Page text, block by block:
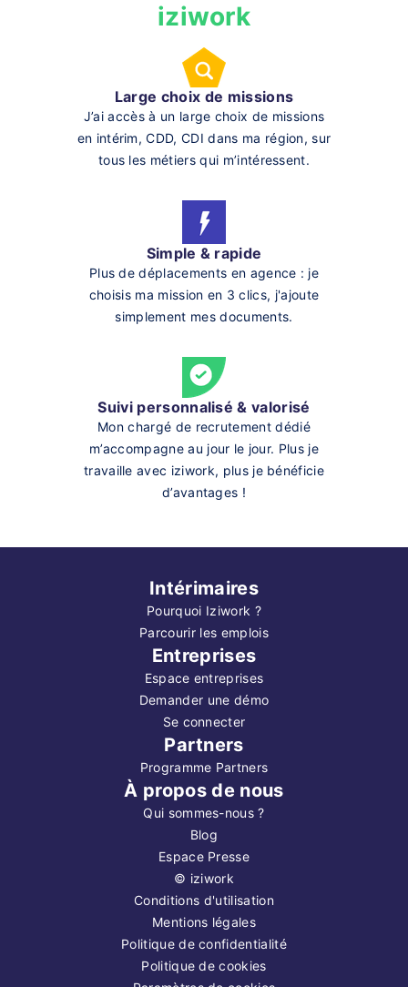
iziwork
Large choix de missions
J’ai accès à un large choix de missions
en intérim, CDD, CDI dans ma région, sur
tous les métiers qui m’intéressent.
Simple & rapide
Plus de déplacements en agence : je
choisis ma mission en 3 clics, j'ajoute
simplement mes documents.
Suivi personnalisé & valorisé
Mon chargé de recrutement dédié
m’accompagne au jour le jour. Plus je
travaille avec iziwork, plus je bénéficie
d’avantages !
Intérimaires
Pourquoi Iziwork ?
Parcourir les emplois
Entreprises
Espace entreprises
Demander une démo
Se connecter
Partners
Programme Partners
À propos de nous
Qui sommes-nous ?
Blog
Espace Presse
© iziwork
Conditions d'utilisation
Mentions légales
Politique de confidentialité
Politique de cookies